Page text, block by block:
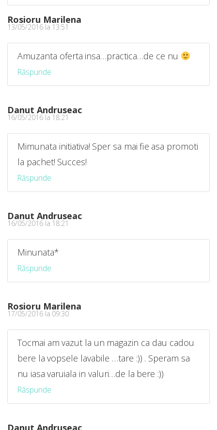
Rosioru Marilena
13/05/2016 la 13:51
Amuzanta oferta insa…practica…de ce nu
Răspunde
Danut Andruseac
16/05/2016 la 18:21
Mimunata initiativa! Sper sa mai fie asa promoti
la pachet! Succes!
Răspunde
Danut Andruseac
16/05/2016 la 18:21
Minunata*
Răspunde
Rosioru Marilena
17/05/2016 la 09:30
Tocmai am vazut la un magazin ca dau cadou
bere la vopsele lavabile …tare :)) . Speram sa
nu iasa varuiala in valuri…de la bere :))
Răspunde
Danut Andruseac